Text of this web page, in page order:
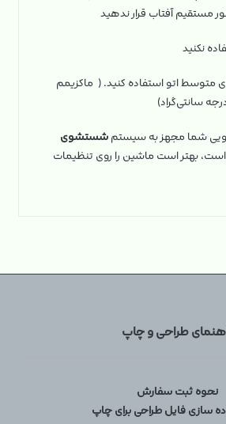
مستقیم آفتاب قرار ندهید
نکنید
متوسط اتو استفاده کنید. ( ماکزیمم
شما مجهز به سیستمشستشوی
است، بهتر است ماشین را روی تنظیمات
طراحی و چاپ
نحوه ثبت سفارش
سازی فایل طراحی برای چاپ